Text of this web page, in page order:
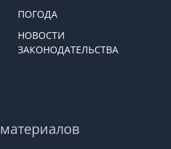
ПОГОДА
НОВОСТИ
ЗАКОНОДАТЕЛЬСТВА